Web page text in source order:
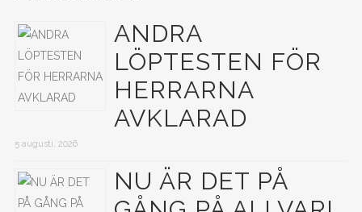
ANDRA
LÖPTESTEN FÖR
HERRARNA
AVKLARAD
5 augusti, 2026
NU ÄR DET PÅ